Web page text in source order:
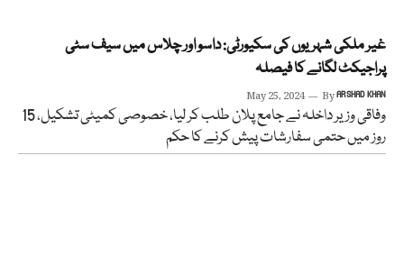
غیر ملکی شہریوں کی سکیورٹی: داسو اور چلاس میں سیف سٹی
پراجیکٹ لگانے کا فیصلہ
May 25, 2024 ByARSHAD KHAN
وفاقی وزیر داخلہ نے جامع پلان طلب کر لیا، خصوصی کمیٹی تشکیل، 15
روز میں حتمی سفارشات پیش کرنے کا حکم